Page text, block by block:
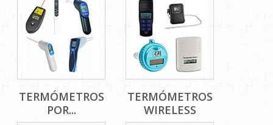
TERMÓMETROS
POR...
TERMÓMETROS
WIRELESS